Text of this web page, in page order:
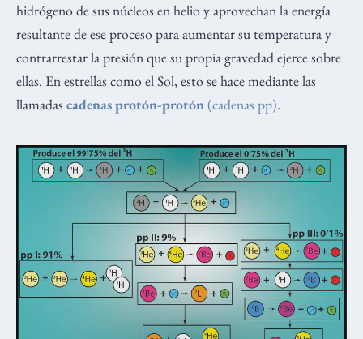
hidrógeno de sus núcleos en helio y aprovechan la energía
resultante de ese proceso para aumentar su temperatura y
contrarrestar la presión que su propia gravedad ejerce sobre
ellas. En estrellas como el Sol, esto se hace mediante las
llamadas cadenas protón-protón(cadenas pp).